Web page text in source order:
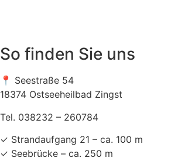
So finden Sie uns
📍 Seestraße 54
18374 Ostseeheilbad Zingst
Tel. 038232 – 260784
✓ Strandaufgang 21 – ca. 100 m
✓ Seebrücke – ca. 250 m